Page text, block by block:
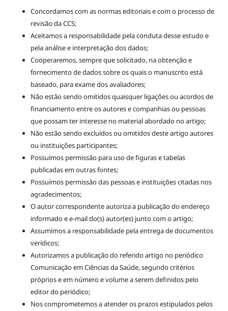
Concordamos com as normas editoriais e com o processo de
revisão da CCS;
Aceitamos a responsabilidade pela conduta desse estudo e
pela análise e interpretação dos dados;
Cooperaremos, sempre que solicitado, na obtenção e
fornecimento de dados sobre os quais o manuscrito está
baseado, para exame dos avaliadores;
Não estão sendo omitidos quaisquer ligações ou acordos de
financiamento entre os autores e companhias ou pessoas
que possam ter interesse no material abordado no artigo;
Não estão sendo excluídos ou omitidos deste artigo autores
ou instituições participantes;
Possuímos permissão para uso de figuras e tabelas
publicadas em outras fontes;
Possuímos permissão das pessoas e instituições citadas nos
agradecimentos;
O autor correspondente autoriza a publicação do endereço
informado e e-mail do(s) autor(es) junto com o artigo;
Assumimos a responsabilidade pela entrega de documentos
verídicos;
Autorizamos a publicação do referido artigo no periódico
Comunicação em Ciências da Saúde, segundo critérios
próprios e em número e volume a serem definidos pelo
editor do periódico;
Nos comprometemos a atender os prazos estipulados pelos